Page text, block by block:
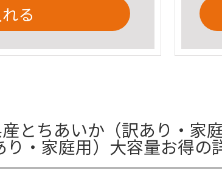
る
とちあいか（訳あり・家
・家庭用）大容量お得の